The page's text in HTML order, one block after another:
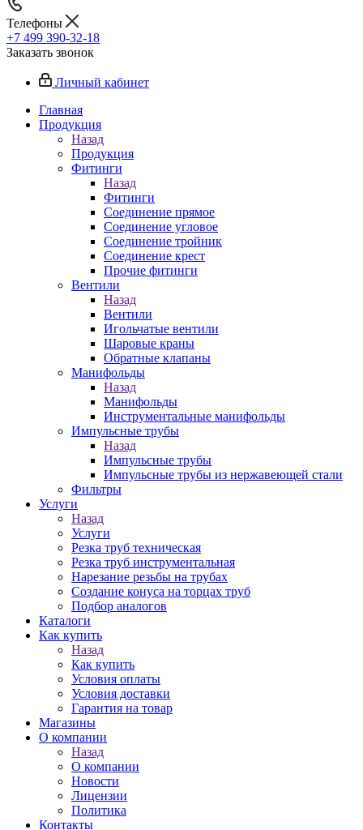
Телефоны
+7 499 390-32-18
Заказать звонок
Личный кабинет
Главная
Продукция
Назад
Продукция
Фитинги
Назад
Фитинги
Соединение прямое
Соединение угловое
Соединение тройник
Соединение крест
Прочие фитинги
Вентили
Назад
Вентили
Игольчатые вентили
Шаровые краны
Обратные клапаны
Манифольды
Назад
Манифольды
Инструментальные манифольды
Импульсные трубы
Назад
Импульсные трубы
Импульсные трубы из нержавеющей стали
Фильтры
Услуги
Назад
Услуги
Резка труб техническая
Резка труб инструментальная
Нарезание резьбы на трубах
Создание конуса на торцах труб
Подбор аналогов
Каталоги
Как купить
Назад
Как купить
Условия оплаты
Условия доставки
Гарантия на товар
Магазины
О компании
Назад
О компании
Новости
Лицензии
Политика
Контакты